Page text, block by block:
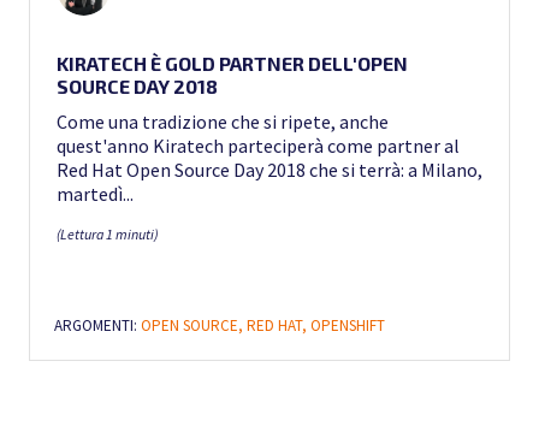
KIRATECH È GOLD PARTNER DELL'OPEN
SOURCE DAY 2018
Come una tradizione che si ripete, anche
quest'anno Kiratech parteciperà come partner al
Red Hat Open Source Day 2018 che si terrà: a Milano,
martedì...
(Lettura 1 minuti)
ARGOMENTI: OPEN SOURCE, RED HAT, OPENSHIFT